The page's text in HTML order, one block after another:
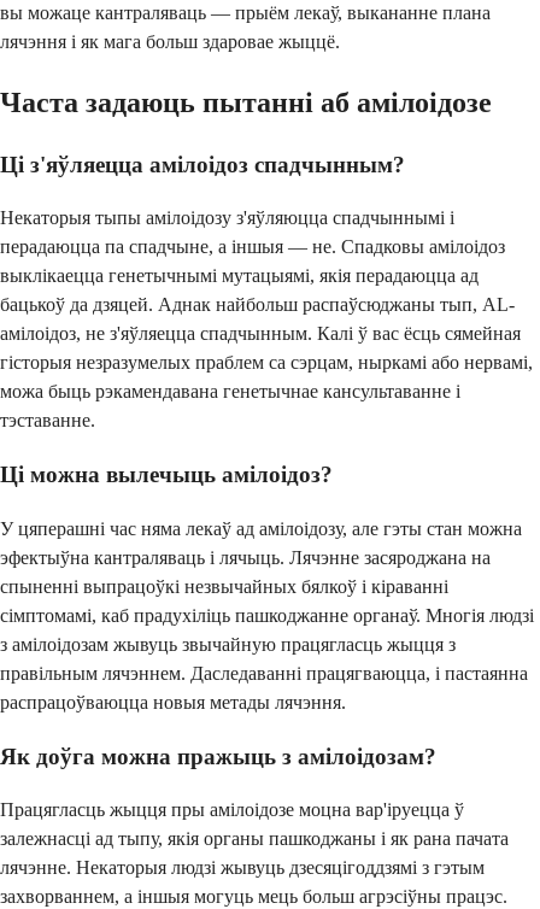
вы можаце кантраляваць — прыём лекаў, выкананне плана
лячэння і як мага больш здаровае жыццё.
Часта задаюць пытанні аб амілоідозе
Ці з'яўляецца амілоідоз спадчынным?
Некаторыя тыпы амілоідозу з'яўляюцца спадчыннымі і
перадаюцца па спадчыне, а іншыя — не. Спадковы амілоідоз
выклікаецца генетычнымі мутацыямі, якія перадаюцца ад
бацькоў да дзяцей. Аднак найбольш распаўсюджаны тып, AL-
амілоідоз, не з'яўляецца спадчынным. Калі ў вас ёсць сямейная
гісторыя незразумелых праблем са сэрцам, ныркамі або нервамі,
можа быць рэкамендавана генетычнае кансультаванне і
тэставанне.
Ці можна вылечыць амілоідоз?
У цяперашні час няма лекаў ад амілоідозу, але гэты стан можна
эфектыўна кантраляваць і лячыць. Лячэнне засяроджана на
спыненні выпрацоўкі незвычайных бялкоў і кіраванні
сімптомамі, каб прадухіліць пашкоджанне органаў. Многія людзі
з амілоідозам жывуць звычайную працягласць жыцця з
правільным лячэннем. Даследаванні працягваюцца, і пастаянна
распрацоўваюцца новыя метады лячэння.
Як доўга можна пражыць з амілоідозам?
Працягласць жыцця пры амілоідозе моцна вар'іруецца ў
залежнасці ад тыпу, якія органы пашкоджаны і як рана пачата
лячэнне. Некаторыя людзі жывуць дзесяцігоддзямі з гэтым
захворваннем, а іншыя могуць мець больш агрэсіўны працэс.